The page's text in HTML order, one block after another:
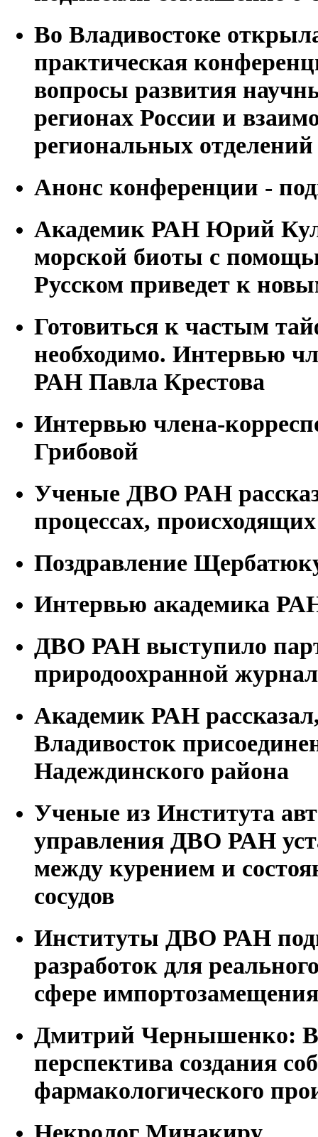
Во Владивостоке
практическая
вопросы развития
регионах России и
региональных
Анонс конференции -
Академик РАН Юрий
морской биоты с
Русском приведет к
Готовиться к частым
необходимо. Интервью
РАН Павла Крестова
Интервью члена-
Грибовой
Ученые ДВО РАН
процессах,
Поздравление
Интервью академика
ДВО РАН выступило
природоохранной
Академик РАН
Владивосток
Надеждинского района
Ученые из Института
управления ДВО РАН
между курением и
сосудов
Институты ДВО РАН
разработок для
сфере импортозамещения
Дмитрий Чернышенко: В
перспектива создания
фармакологического